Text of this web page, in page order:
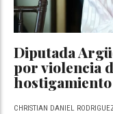
Diputada
por violencia
CHRISTIAN DANIEL